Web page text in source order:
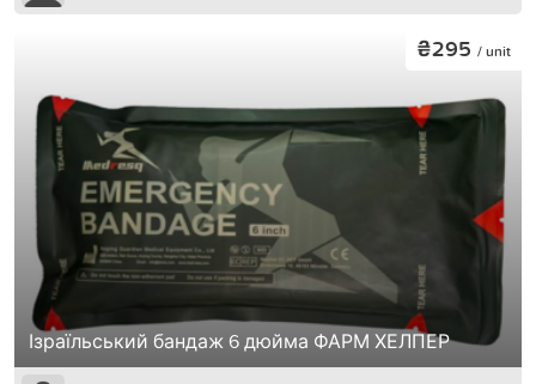
Ізраїльський бандаж 6 дюйма ФАРМ ХЕЛПЕР
₴295 / unit